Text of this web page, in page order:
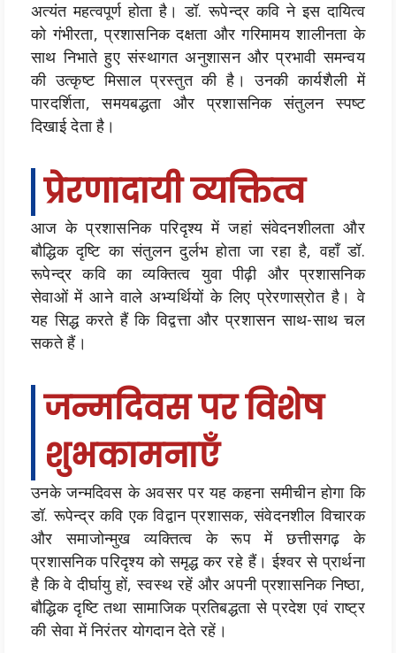
अत्यंत महत्वपूर्ण होता है। डॉ. रूपेन्द्र कवि ने इस दायित्व
को गंभीरता, प्रशासनिक दक्षता और गरिमामय शालीनता के
साथ निभाते हुए संस्थागत अनुशासन और प्रभावी समन्वय
की उत्कृष्ट मिसाल प्रस्तुत की है। उनकी कार्यशैली में
पारदर्शिता, समयबद्धता और प्रशासनिक संतुलन स्पष्ट
दिखाई देता है।
प्रेरणादायी व्यक्तित्व
आज के प्रशासनिक परिदृश्य में जहां संवेदनशीलता और
बौद्धिक दृष्टि का संतुलन दुर्लभ होता जा रहा है, वहाँ डॉ.
रूपेन्द्र कवि का व्यक्तित्व युवा पीढ़ी और प्रशासनिक
सेवाओं में आने वाले अभ्यर्थियों के लिए प्रेरणास्रोत है। वे
यह सिद्ध करते हैं कि विद्वत्ता और प्रशासन साथ-साथ चल
सकते हैं।
जन्मदिवस पर विशेष
शुभकामनाएँ
उनके जन्मदिवस के अवसर पर यह कहना समीचीन होगा कि
डॉ. रूपेन्द्र कवि एक विद्वान प्रशासक, संवेदनशील विचारक
और समाजोन्मुख व्यक्तित्व के रूप में छत्तीसगढ़ के
प्रशासनिक परिदृश्य को समृद्ध कर रहे हैं। ईश्वर से प्रार्थना
है कि वे दीर्घायु हों, स्वस्थ रहें और अपनी प्रशासनिक निष्ठा,
बौद्धिक दृष्टि तथा सामाजिक प्रतिबद्धता से प्रदेश एवं राष्ट्र
की सेवा में निरंतर योगदान देते रहें।